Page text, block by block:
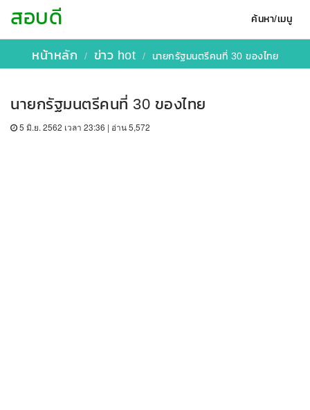
ค้นหา/เมนู
สอบดี
หน้าหลัก ข่าว hot นายกรัฐมนตรีคนที่ 30 ของไทย
นายกรัฐมนตรีคนที่ 30 ของไทย
5 มิ.ย. 2562 เวลา 23:36 | อ่าน 5,572